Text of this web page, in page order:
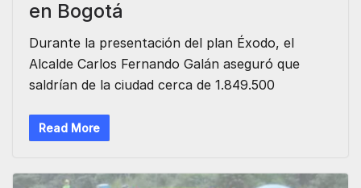
en Bogotá
Durante la presentación del plan Éxodo, el
Alcalde Carlos Fernando Galán aseguró que
saldrían de la ciudad cerca de 1.849.500
Read More